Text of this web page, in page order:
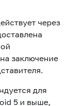
через
заключение
для
5 и выше,